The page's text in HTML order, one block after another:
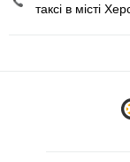
таксі в місті